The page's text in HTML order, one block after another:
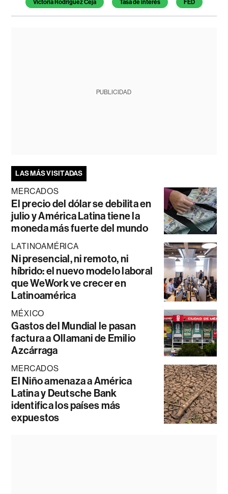
Victoria Rodríguez Ceja Tasa de interés FED
PUBLICIDAD
LAS MÁS VISITADAS
MERCADOS
El precio del dólar se debilita en
julio y América Latina tiene la
moneda más fuerte del mundo
LATINOAMÉRICA
Ni presencial, ni remoto, ni
híbrido: el nuevo modelo laboral
que WeWork ve crecer en
Latinoamérica
MÉXICO
Gastos del Mundial le pasan
factura a Ollamani de Emilio
Azcárraga
MERCADOS
El Niño amenaza a América
Latina y Deutsche Bank
identifica los países más
expuestos